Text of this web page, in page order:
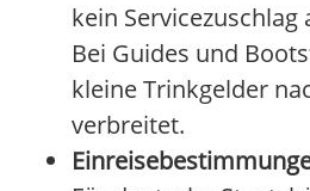
kein Servicezuschlag
Bei Guides und
kleine Trinkgelder
verbreitet.